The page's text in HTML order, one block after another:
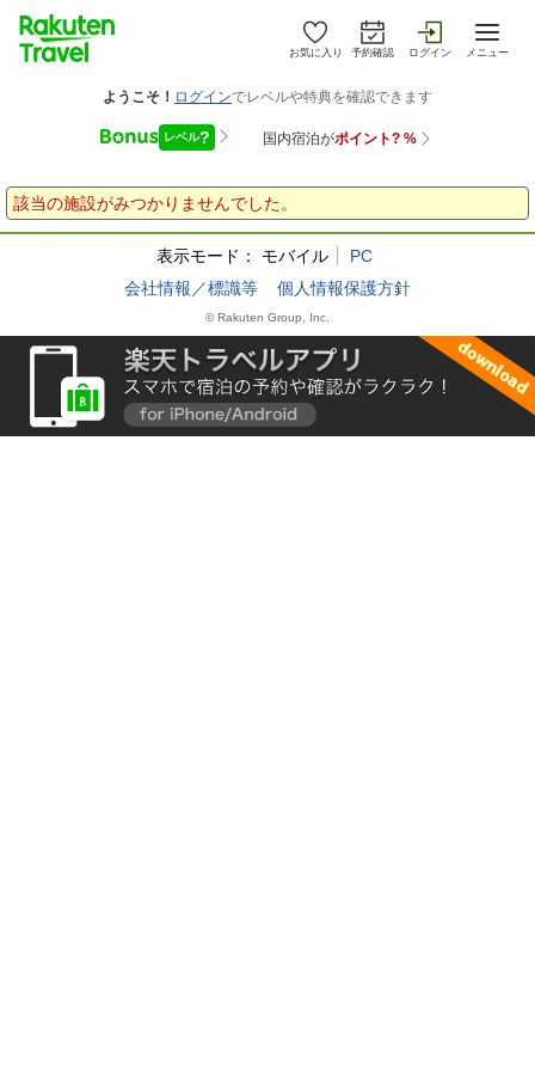
お気に入り 予約確認 ログイン メニュー
該当の施設がみつかりませんでした。
表示モード： モバイル
PC
会社情報／標識等
個人情報保護方針
© Rakuten Group, Inc.